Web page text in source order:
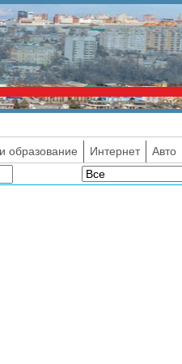
образование Интернет Авто